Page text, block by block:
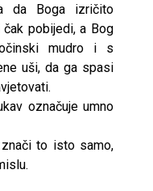
da Boga izričito
pobijedi, a Bog
mudro i s
uši, da ga spasi
označuje umno
to isto samo,